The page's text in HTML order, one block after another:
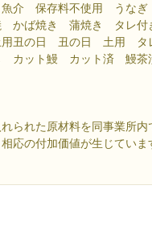
介 保存料不使用 うな
かば焼き 蒲焼き タレ
丑の日 丑の日 土用 タ
カット鰻 カット済 鰻茶
られた原材料を同事業所内
応の付加価値が生じていま